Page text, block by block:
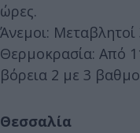
ώρες.
Άνεμοι:
Θερμοκρασία: Από
βόρεια 2 με 3
Θεσσαλία